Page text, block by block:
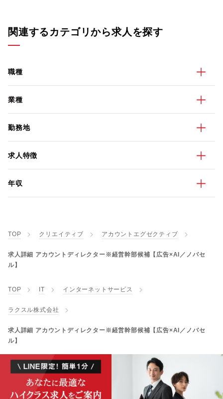
関連するカテゴリから求人を探す
職種
業種
勤務地
求人特徴
年収
TOP クリエイティブ アカウントエグゼクティブ
求人詳細 アカウントディレクター※経営幹部候補【広告×AI／ノバセ
ル】
TOP IT インターネットサービス
ラクスル株式会社
求人詳細 アカウントディレクター※経営幹部候補【広告×AI／ノバセ
ル】